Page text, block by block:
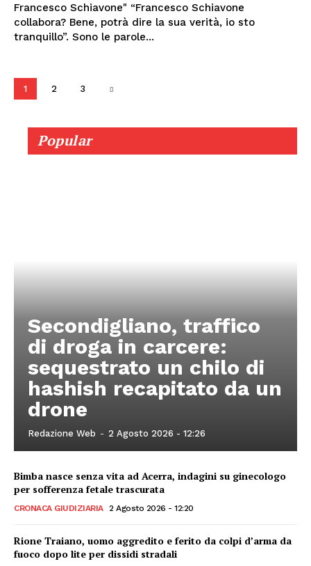
Francesco Schiavone" “Francesco Schiavone
collabora? Bene, potrà dire la sua verità, io sto
tranquillo”. Sono le parole...
1 2 3
Popular
Secondigliano, traffico
di droga in carcere:
sequestrato un chilo di
hashish recapitato da un
drone
Redazione Web - 2 Agosto 2026 - 12:26
Bimba nasce senza vita ad Acerra, indagini su ginecologo
per sofferenza fetale trascurata
CRONACA GIUDIZIARIA 2 Agosto 2026 - 12:20
Rione Traiano, uomo aggredito e ferito da colpi d’arma da
fuoco dopo lite per dissidi stradali